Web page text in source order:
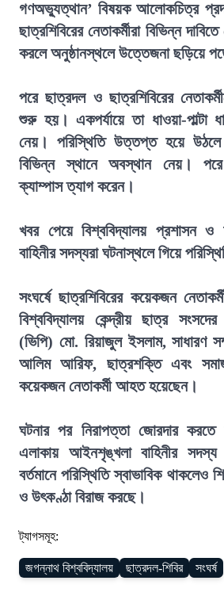
গণঅভ্যুত্থান’ বিষয়ক আলোকচিত্র
ছাত্রশিবিরের নেতাকর্মীরা বিভিন্ন
করলে অনুষ্ঠানস্থলে উত্তেজনা ছড়িয়ে
পরে ছাত্রদল ও ছাত্রশিবিরের
শুরু হয়। একপর্যায়ে তা ধাওয়া-পাল্টা
নেয়। পরিস্থিতি উত্তপ্ত হয়ে উঠলে
বিভিন্ন স্থানে অবস্থান নেয়। পরে
ক্যাম্পাস ত্যাগ করেন।
খবর পেয়ে বিশ্ববিদ্যালয় প্রশাসন ও
বাহিনীর সদস্যরা ঘটনাস্থলে গিয়ে
সংঘর্ষে ছাত্রশিবিরের কয়েকজন
বিশ্ববিদ্যালয় কেন্দ্রীয় ছাত্র
(ভিপি) মো. রিয়াজুল ইসলাম, সাধারণ
আলিম আরিফ, ছাত্রশক্তি এবং
কয়েকজন নেতাকর্মী আহত হয়েছেন।
ঘটনার পর নিরাপত্তা জোরদার করতে
এলাকায় আইনশৃঙ্খলা বাহিনীর
বর্তমানে পরিস্থিতি স্বাভাবিক থাকলেও
ও উৎকণ্ঠা বিরাজ করছে।
ট্যাগসমূহ:
জগন্নাথ বিশ্ববিদ্যালয় ছাত্রদল-শিবির সংঘর্ষ